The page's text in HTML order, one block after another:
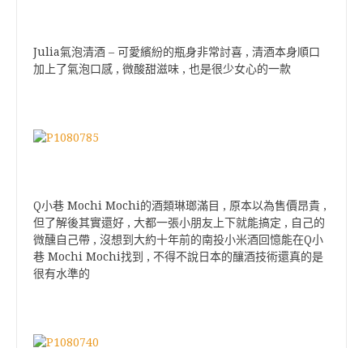
Julia氣泡清酒 – 可愛繽紛的瓶身非常討喜 , 清酒本身順口
加上了氣泡口感 , 微酸甜滋味 , 也是很少女心的一款
Q小巷 Mochi Mochi的酒類琳瑯滿目 , 原本以為售價昂貴 ,
但了解後其實還好 , 大都一張小朋友上下就能搞定 , 自己的
微醺自己帶 , 沒想到大約十年前的南投小米酒回憶能在Q小
巷 Mochi Mochi找到 , 不得不說日本的釀酒技術還真的是
很有水準的